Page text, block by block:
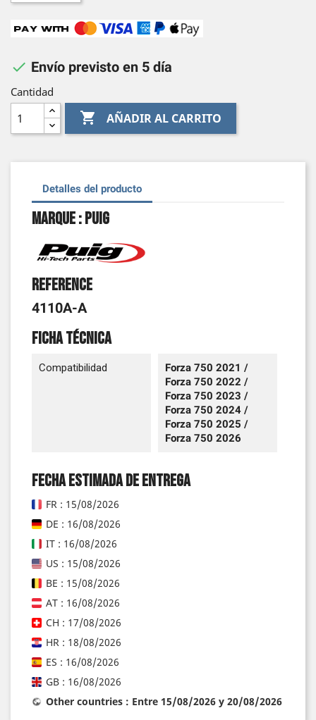
 Envío previsto en 5 día
Cantidad
 AÑADIR AL CARRITO
Detalles del producto
Marque : Puig
Reference
4110A-A
Ficha técnica
Compatibilidad
Forza 750 2021 /
Forza 750 2022 /
Forza 750 2023 /
Forza 750 2024 /
Forza 750 2025 /
Forza 750 2026
Fecha estimada de entrega
FR : 15/08/2026
DE : 16/08/2026
IT : 16/08/2026
US : 15/08/2026
BE : 15/08/2026
AT : 16/08/2026
CH : 17/08/2026
HR : 18/08/2026
ES : 16/08/2026
GB : 16/08/2026
Other countries : Entre 15/08/2026 y 20/08/2026